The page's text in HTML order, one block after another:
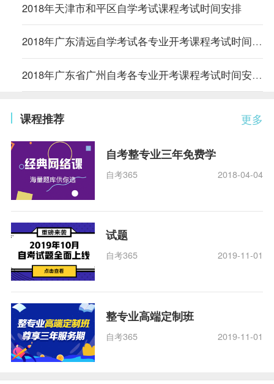
2018年天津市和平区自学考试课程考试时间安排
2018年广东清远自学考试各专业开考课程考试时间安排的通知
2018年广东省广州自考各专业开考课程考试时间安排的通知
更多
课程推荐
自考整专业三年免费学
自考365 2018-04-04
试题
自考365 2019-11-01
整专业高端定制班
自考365 2019-11-01